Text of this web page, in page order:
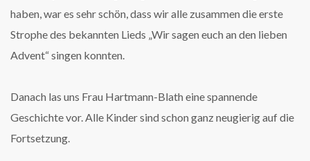
haben, war es sehr schön, dass wir alle zusammen die erste
Strophe des bekannten Lieds „Wir sagen euch an den lieben
Advent“ singen konnten.
Danach las uns Frau Hartmann-Blath eine spannende
Geschichte vor. Alle Kinder sind schon ganz neugierig auf die
Fortsetzung.